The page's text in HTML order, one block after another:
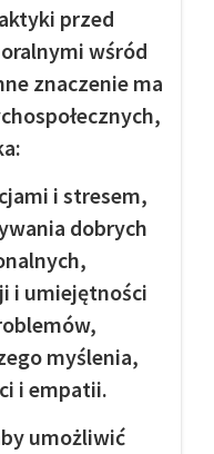
przed
wśród
znaczenie ma
i stresem,
dobrych
i umiejętności
myślenia,
i empatii.
umożliwić